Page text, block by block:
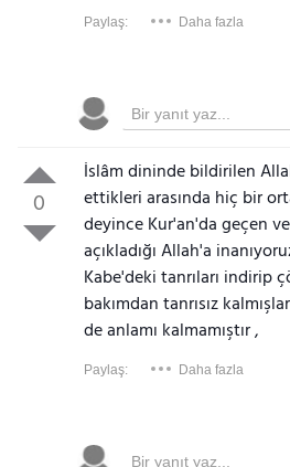
Paylaş: Daha fazla
0
İslâm dininde bildirilen
ettikleri arasında hiç bir
deyince Kur'an'da geçen
açıkladığı Allah'a
Kabe'deki tanrıları indirip
bakımdan tanrısız
de anlamı kalmamıştır ,
Paylaş: Daha fazla